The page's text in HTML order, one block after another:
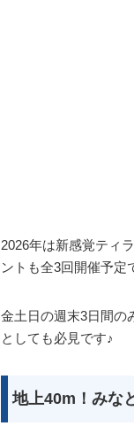
2026年は新感覚ティ
ントも全3回開催予定
金土日の週末3日間の
としても必見です♪
地上40m！みな